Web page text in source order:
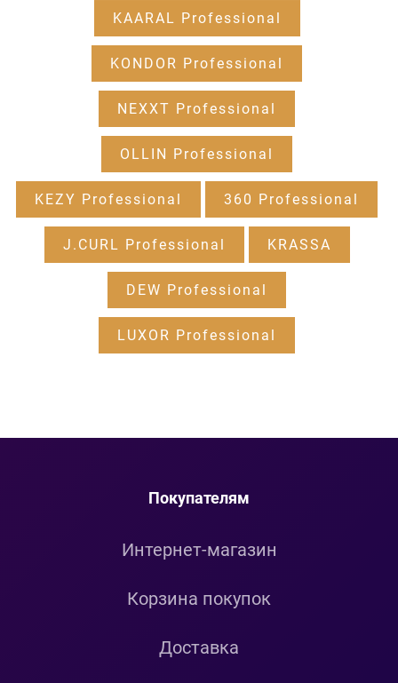
KAARAL Professional
KONDOR Professional
NEXXT Professional
OLLIN Professional
KEZY Professional 360 Professional
J.CURL Professional KRASSA
DEW Professional
LUXOR Professional
Покупателям
Интернет-магазин
Корзина покупок
Доставка